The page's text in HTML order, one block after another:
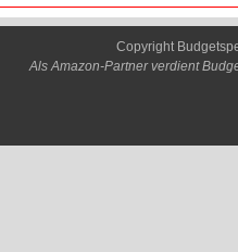
Copyright
Als Amazon-Partner verdient